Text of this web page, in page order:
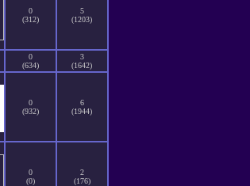
0
(312)
5
(1203)
0
(634)
3
(1642)
0
(932)
6
(1944)
0
(0)
2
(176)